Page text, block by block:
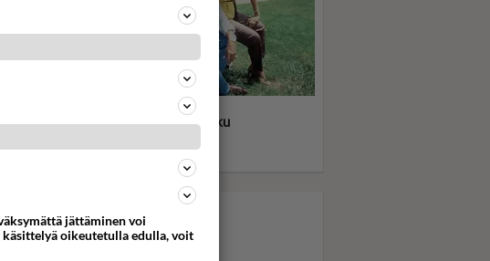
Fanititko? JR, Sue Ellen,
Bobby, Pamela, Lucy vai joku
jättäminen voi
oikeutetulla edulla, voit